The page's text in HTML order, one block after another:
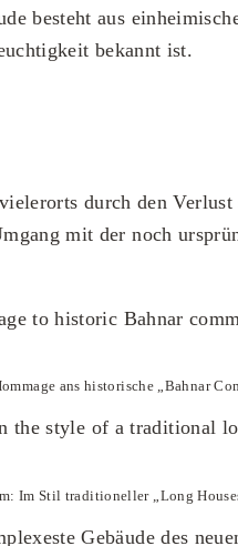
besteht aus
bekannt ist.
durch den Verlust
mit der noch
ans historische „Bahnar
Im Stil traditioneller „Long
Gebäude des